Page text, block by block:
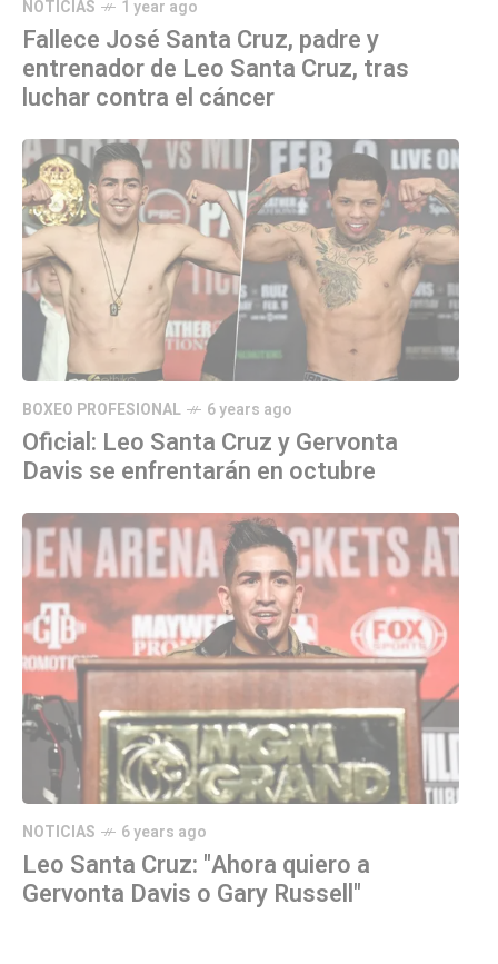
NOTICIAS 1 year ago
Fallece José Santa Cruz, padre y
entrenador de Leo Santa Cruz, tras
luchar contra el cáncer
BOXEO PROFESIONAL 6 years ago
Oficial: Leo Santa Cruz y Gervonta
Davis se enfrentarán en octubre
NOTICIAS 6 years ago
Leo Santa Cruz: "Ahora quiero a
Gervonta Davis o Gary Russell"